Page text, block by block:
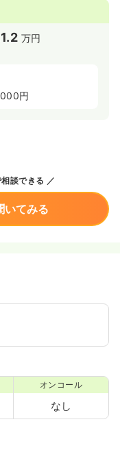
万円
円
談できる
いてみる
オンコール
なし